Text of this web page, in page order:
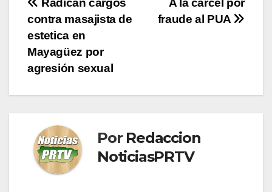
Navegación
de
entradas
fraude al PUA
contra masajista de
estetica en
Mayagüez por
agresión sexual
Por Redaccion
NoticiasPRTV